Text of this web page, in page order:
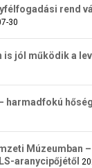
rend
30
is jól működik a
harmadfokú
Múzeumban
aranycipőjétől